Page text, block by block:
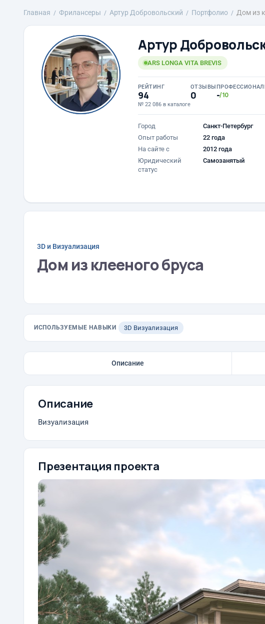
Главная Фрилансеры Артур Добровольский Портфолио Дом из
Артур
ARS LONGA VITA BREVIS
РЕЙТИНГ
94
№ 22 086 в каталоге
ОТЗЫВЫ
0 -/10
Город
Санкт-Петербург
Опыт работы
22 года
На сайте с
2012 года
Юридический
статус
Самозанятый
3D и Визуализация
Дом из клееного бруса
ИСПОЛЬЗУЕМЫЕ НАВЫКИ 3D Визуализация
Описание
Описание
Визуализация
Презентация проекта